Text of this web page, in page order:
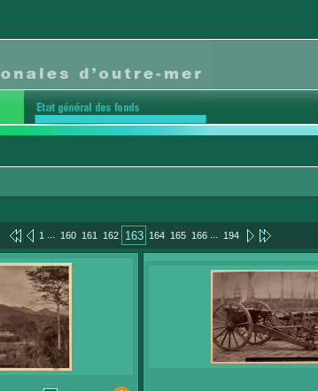
1 ... 160 161 162 163 164 165 166 ... 194